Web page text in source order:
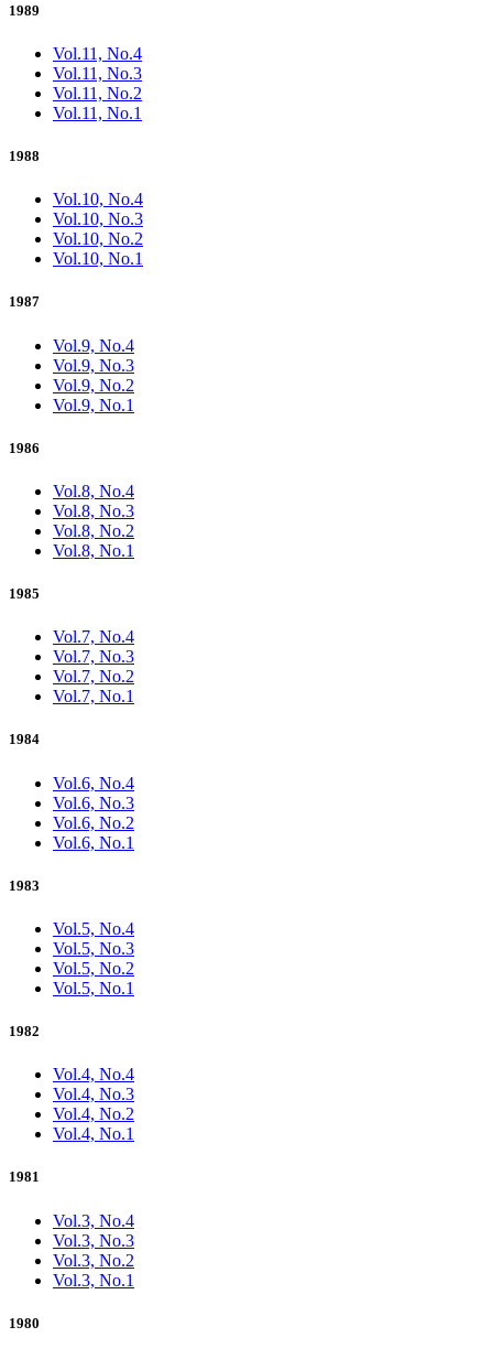
1989
Vol.11, No.4
Vol.11, No.3
Vol.11, No.2
Vol.11, No.1
1988
Vol.10, No.4
Vol.10, No.3
Vol.10, No.2
Vol.10, No.1
1987
Vol.9, No.4
Vol.9, No.3
Vol.9, No.2
Vol.9, No.1
1986
Vol.8, No.4
Vol.8, No.3
Vol.8, No.2
Vol.8, No.1
1985
Vol.7, No.4
Vol.7, No.3
Vol.7, No.2
Vol.7, No.1
1984
Vol.6, No.4
Vol.6, No.3
Vol.6, No.2
Vol.6, No.1
1983
Vol.5, No.4
Vol.5, No.3
Vol.5, No.2
Vol.5, No.1
1982
Vol.4, No.4
Vol.4, No.3
Vol.4, No.2
Vol.4, No.1
1981
Vol.3, No.4
Vol.3, No.3
Vol.3, No.2
Vol.3, No.1
1980